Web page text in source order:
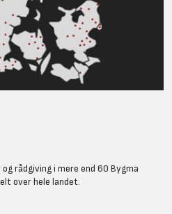
rådgiving i mere end 60 Bygma
over hele landet.